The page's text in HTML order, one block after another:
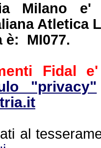
Milano e'
Atletica
è: MI077.
Fidal
"privacy"
al